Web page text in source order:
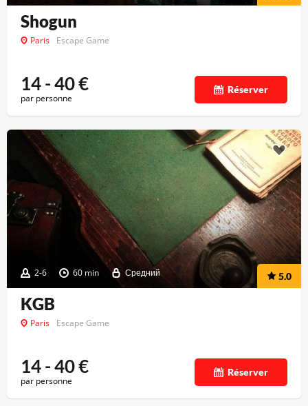
Shogun
Paris Escape Game
14 - 40€
par personne
Réserver
2-6 60 min Средний 5.0
KGB
Paris Escape Game
14 - 40€
par personne
Réserver